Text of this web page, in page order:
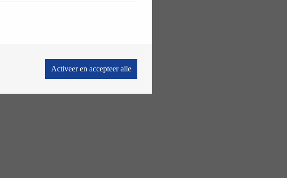
Activeer en accepteer alle